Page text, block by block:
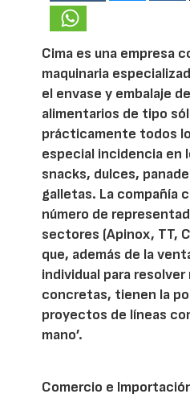
Cima es una empresa
maquinaria
el envase y embalaje
alimentarios de tipo
prácticamente todos
especial incidencia en
snacks, dulces,
galletas. La compañía
número de
sectores (Apinox, TT,
que, además de la
individual para
concretas, tienen la
proyectos de líneas
mano’.
Comercio e